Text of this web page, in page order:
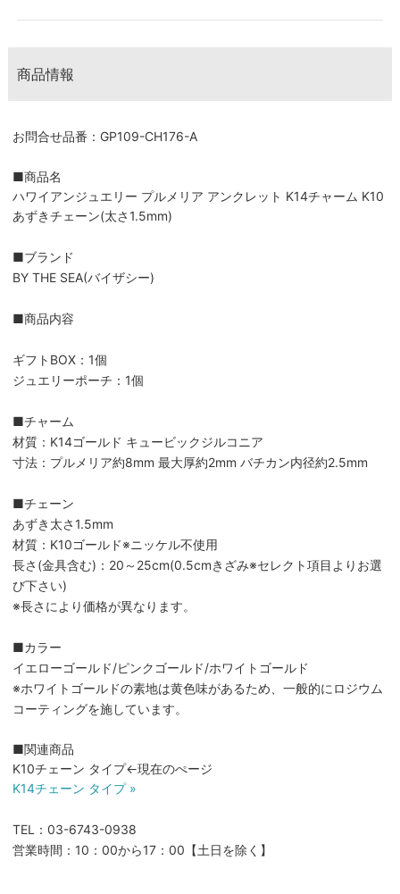
商品情報
お問合せ品番：GP109-CH176-A
■商品名
ハワイアンジュエリー プルメリア アンクレット K14チャーム K10
あずきチェーン(太さ1.5mm)
■ブランド
BY THE SEA(バイザシー)
■商品内容
ギフトBOX：1個
ジュエリーポーチ：1個
■チャーム
材質：K14ゴールド キュービックジルコニア
寸法：プルメリア約8mm 最大厚約2mm バチカン内径約2.5mm
■チェーン
あずき太さ1.5mm
材質：K10ゴールド※ニッケル不使用
長さ(金具含む)：20～25cm(0.5cmきざみ※セレクト項目よりお選
び下さい)
※長さにより価格が異なります。
■カラー
イエローゴールド/ピンクゴールド/ホワイトゴールド
※ホワイトゴールドの素地は黄色味があるため、一般的にロジウム
コーティングを施しています。
■関連商品
K10チェーン タイプ←現在のぺージ
K14チェーン タイプ »
TEL：03-6743-0938
営業時間：10：00から17：00【土日を除く】